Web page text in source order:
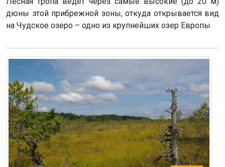
дюны этой прибрежной зоны, откуда открывается вид
на Чудское озеро – одно из крупнейших озер Европы.